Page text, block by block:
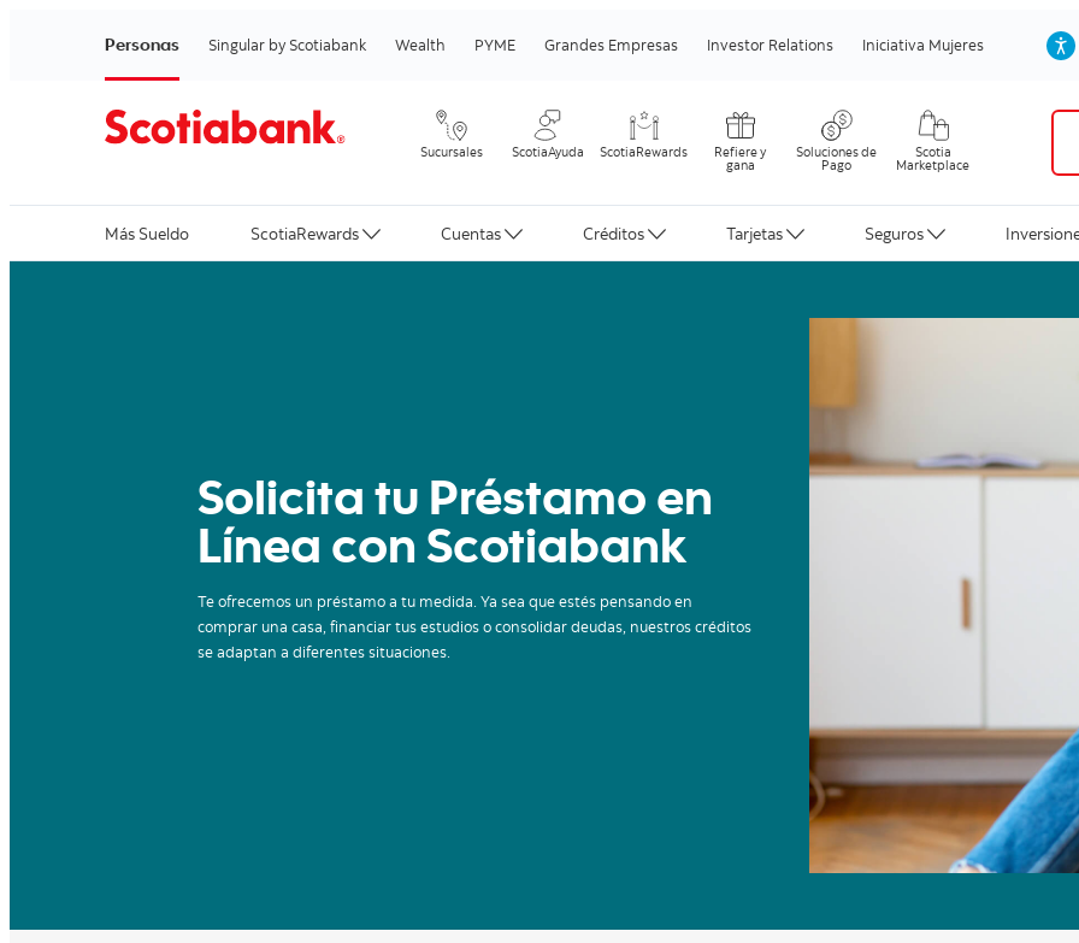
Personas Singular by Scotiabank Wealth PYME Grandes Empresas Investor Relations Iniciativa Mujeres
Sucursales ScotiaAyuda ScotiaRewards
Refiere y
gana
Soluciones de
Pago
Scotia
Marketplace
Más Sueldo ScotiaRewards Cuentas Créditos Tarjetas Seguros
Solicita tu Préstamo en
Línea con Scotiabank
Te ofrecemos un préstamo a tu medida. Ya sea que estés pensando en
comprar una casa, financiar tus estudios o consolidar deudas, nuestros créditos
se adaptan a diferentes situaciones.